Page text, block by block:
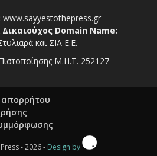
www.sayyestothepress.gr
Δικαιούχος Domain Name:
και ΣΙΑ Ε.Ε.
Μ.Η.Τ. 252127
απορρήτου
- 2026 - Design by